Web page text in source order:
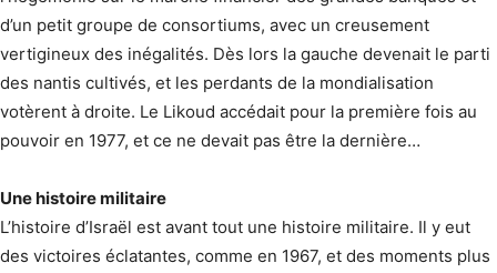
d’un petit groupe de consortiums, avec un creusement
vertigineux des inégalités. Dès lors la gauche devenait le parti
des nantis cultivés, et les perdants de la mondialisation
votèrent à droite. Le Likoud accédait pour la première fois au
pouvoir en 1977, et ce ne devait pas être la dernière…
Une histoire militaire
L’histoire d’Israël est avant tout une histoire militaire. Il y eut
des victoires éclatantes, comme en 1967, et des moments plus